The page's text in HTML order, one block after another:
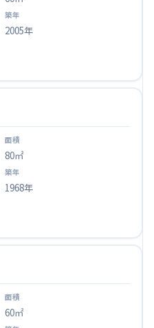
2005年
80㎡
1968年
60㎡